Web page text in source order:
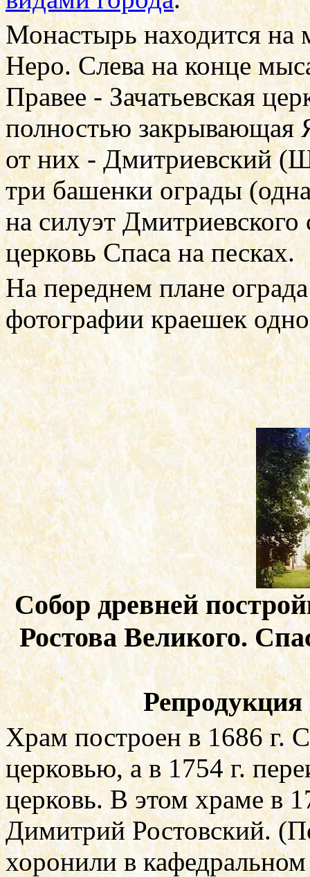
Монастырь находится
Неро. Слева на конце
Правее - Зачатьевская
полностью закрывающая
от них - Дмитриевский
три башенки ограды
на силуэт
церковь Спаса на песках.
На переднем плане
фотографии краешек
Собор древней
Ростова Великого.
Храм построен в 1686 г.
церковью, а в 1754 г.
церковь. В этом храме в
Димитрий Ростовский.
хоронили в